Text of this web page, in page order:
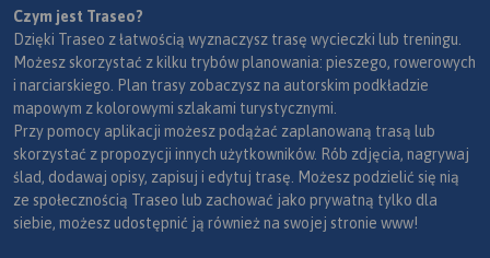
Czym jest Traseo?
Dzięki Traseo z łatwością wyznaczysz trasę wycieczki lub treningu.
Możesz skorzystać z kilku trybów planowania: pieszego, rowerowych
i narciarskiego. Plan trasy zobaczysz na autorskim podkładzie
mapowym z kolorowymi szlakami turystycznymi.
Przy pomocy aplikacji możesz podążać zaplanowaną trasą lub
skorzystać z propozycji innych użytkowników. Rób zdjęcia, nagrywaj
ślad, dodawaj opisy, zapisuj i edytuj trasę. Możesz podzielić się nią
ze społecznością Traseo lub zachować jako prywatną tylko dla
siebie, możesz udostępnić ją również na swojej stronie www!